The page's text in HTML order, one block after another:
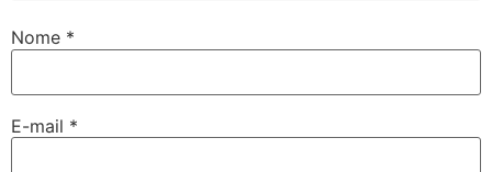
Nome *
E-mail *